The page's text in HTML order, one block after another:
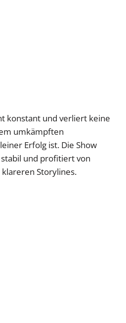
konstant und verliert keine
umkämpften
Erfolg ist. Die Show
und profitiert von
Storylines.